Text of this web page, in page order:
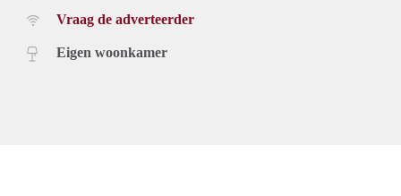
Vraag de adverteerder
Eigen woonkamer